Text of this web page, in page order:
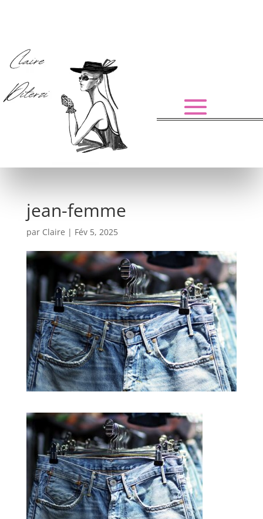
jean-femme
par Claire | Fév 5, 2025